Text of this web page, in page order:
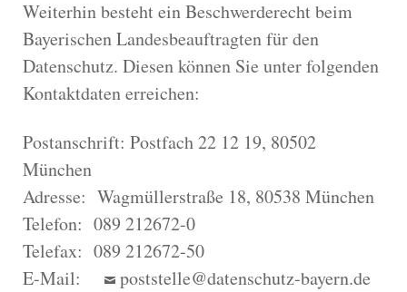
Weiterhin besteht ein Beschwerderecht beim
Bayerischen Landesbeauftragten für den
Datenschutz. Diesen können Sie unter folgenden
Kontaktdaten erreichen:
Postanschrift: Postfach 22 12 19, 80502
München
Adresse: Wagmüllerstraße 18, 80538 München
Telefon: 089 212672-0
Telefax: 089 212672-50
E-Mail:
poststelle@datenschutz-bayern.de